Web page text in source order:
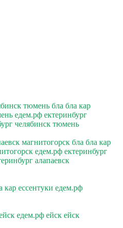
тюмень бла бла кар
едем.рф ектеринбург
челябинск тюмень
магнитогорск бла бла кар
едем.рф ектеринбург
алапаевск
кар ессентуки едем.рф
едем.рф ейск ейск